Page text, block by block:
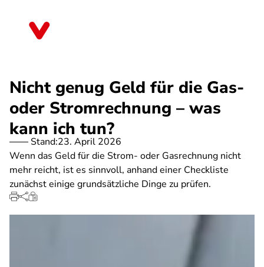
Nicht genug Geld für die Gas-
oder Stromrechnung – was
kann ich tun?
Stand:23. April 2026
Wenn das Geld für die Strom- oder Gasrechnung nicht
mehr reicht, ist es sinnvoll, anhand einer Checkliste
zunächst einige grundsätzliche Dinge zu prüfen.